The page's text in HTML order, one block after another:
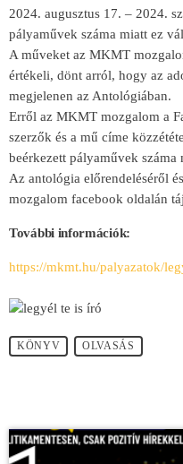
2024. augusztus 17. – 2024.
pályaművek száma miatt ez
A műveket az MKMT
értékeli, dönt arról, hogy az
megjelenen az Antológiában.
Erről az MKMT mozgalom a
szerzők és a mű címe
beérkezett pályaművek száma
Az antológia előrendeléséről
mozgalom facebook oldalán
További információk:
https://mkmt.hu/palyazatok/
KÖNYV OLVASÁS